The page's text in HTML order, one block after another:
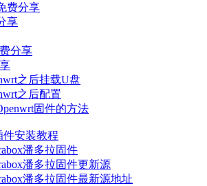
费分享
享
分享
之后挂载U盘
之后配置
固件的方法
件安装教程
潘多拉固件
潘多拉固件更新源
潘多拉固件最新源地址